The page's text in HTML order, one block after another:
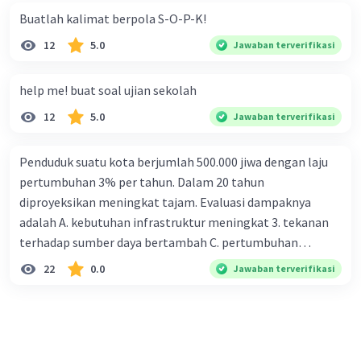
Buatlah kalimat berpola S-O-P-K!
12 5.0 Jawaban terverifikasi
help me! buat soal ujian sekolah
12 5.0 Jawaban terverifikasi
Penduduk suatu kota berjumlah 500.000 jiwa dengan laju
pertumbuhan 3% per tahun. Dalam 20 tahun
diproyeksikan meningkat tajam. Evaluasi dampaknya
adalah A. kebutuhan infrastruktur meningkat 3. tekanan
terhadap sumber daya bertambah C. pertumbuhan
eksponensial berdampak jangka panjang D. tidak
memengaruhi tata ruang E. proyeksi penduduk penting
22 0.0 Jawaban terverifikasi